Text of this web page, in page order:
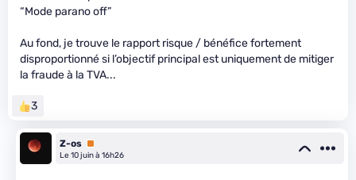
“Mode parano off”
Au fond, je trouve le rapport risque / bénéfice fortement
disproportionné si l’objectif principal est uniquement de mitiger
la fraude à la TVA...
3
Z-os Premium
Le 10 juin à 16h26